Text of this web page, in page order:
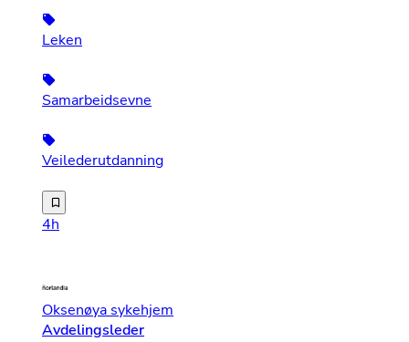
Leken
Samarbeidsevne
Veilederutdanning
Ønsker du å bidra til et godt psykososialt miljø hvor
4h
Oksenøya sykehjem
Avdelingsleder